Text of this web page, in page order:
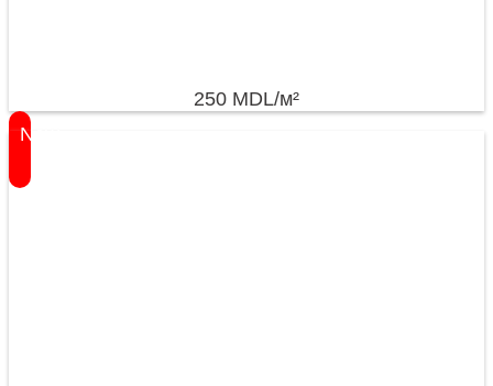
250 MDL/м²
New